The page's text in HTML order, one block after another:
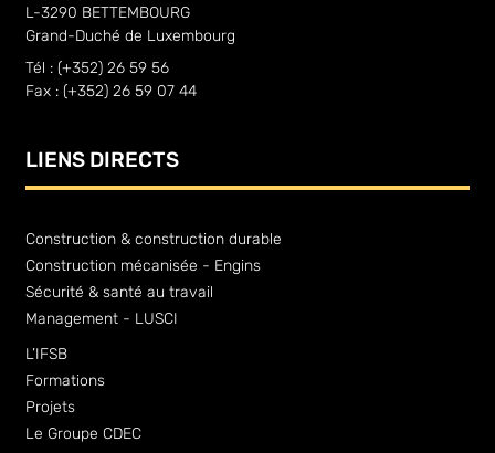
L-3290 BETTEMBOURG
Grand-Duché de Luxembourg
Tél : (+352) 26 59 56
Fax : (+352) 26 59 07 44
LIENS DIRECTS
Construction & construction durable
Construction mécanisée - Engins
Sécurité & santé au travail
Management - LUSCI
L’IFSB
Formations
Projets
Le Groupe CDEC